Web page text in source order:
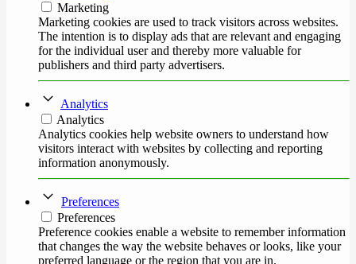
Marketing
Marketing cookies are used to track visitors across websites.
The intention is to display ads that are relevant and engaging
for the individual user and thereby more valuable for
publishers and third party advertisers.
Analytics
Analytics
Analytics cookies help website owners to understand how
visitors interact with websites by collecting and reporting
information anonymously.
Preferences
Preferences
Preference cookies enable a website to remember information
that changes the way the website behaves or looks, like your
preferred language or the region that you are in.